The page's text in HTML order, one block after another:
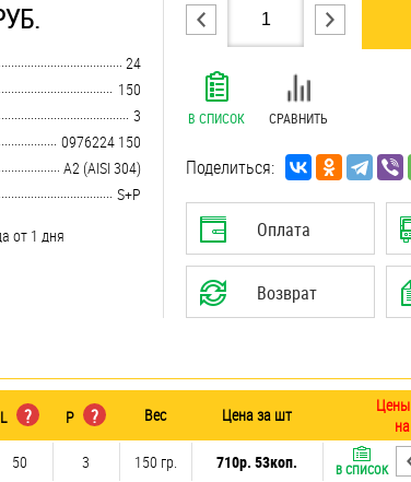
24
150
3
0976224 150
А2 (AISI 304)
S+P
от 1 дня
В СПИСОК СРАВНИТЬ
Поделиться:
Оплата
Возврат
L ? P ? Вес Цена за шт
Цены
50 3 150 гр. 710р. 53коп. В СПИСОК